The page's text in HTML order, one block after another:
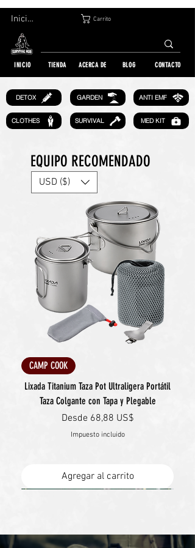
Carrito
Iniciar sesión
INICIO TIENDA ACERCA DE BLOG CONTACTO
DETOX
CLOTHES
GARDEN ANTI EMF
SURVIVAL MED KIT
EQUIPO RECOMENDADO
CAMP COOK
Lixada Titanium Taza Pot Ultraligera Portátil
Taza Colgante con Tapa y Plegable
Desde 68,88 US$
Precio de oferta
Impuesto incluido
Agregar al carrito
USD ($)